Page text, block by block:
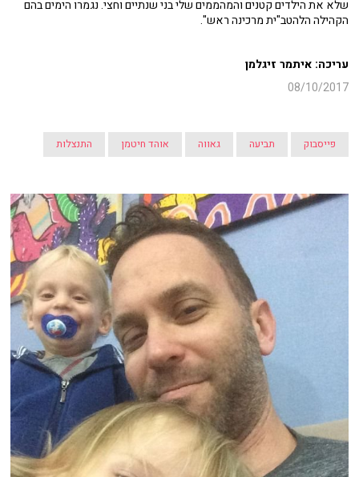
שלא את הילדים קטנים והמהממים שלי בני שנתיים וחצי. נגמרו הימים בהם
הקהילה הלהטב"ית מרכינה ראש".
עריכה: איתמר זיגלמן
08/10/2017
פייסבוק תביעה גאווה אוהד חיטמן התנצלות